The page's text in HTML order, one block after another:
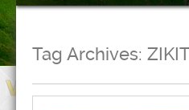
Tag Archives: ZIKIT